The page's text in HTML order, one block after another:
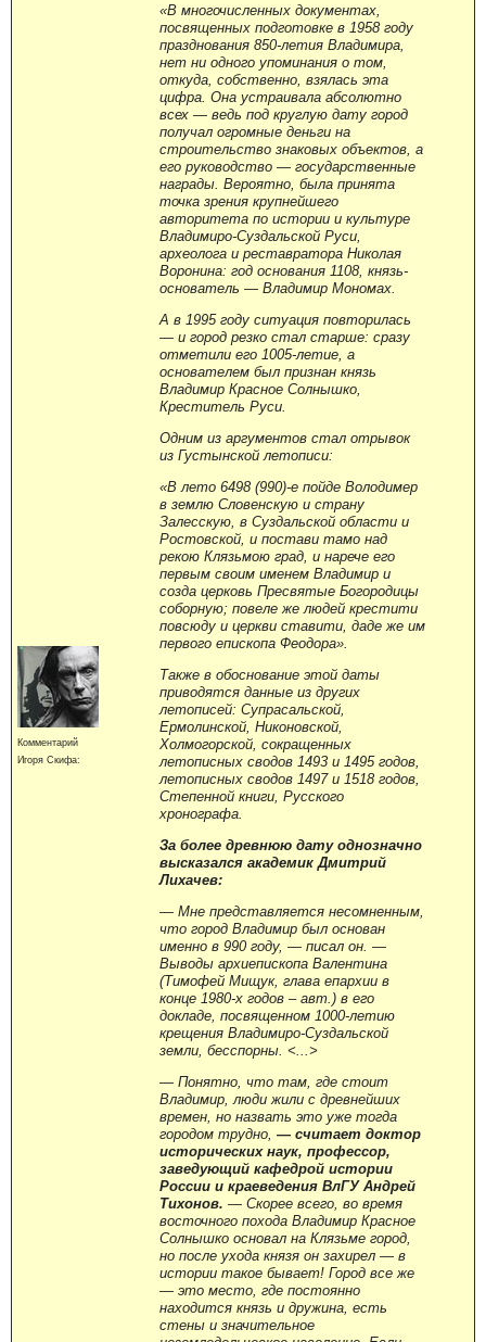
Комментарий
Игоря Скифа:
«В многочисленных документах,
посвященных подготовке в 1958 году
празднования 850-летия Владимира,
нет ни одного упоминания о том,
откуда, собственно, взялась эта
цифра. Она устраивала абсолютно
всех — ведь под круглую дату город
получал огромные деньги на
строительство знаковых объектов, а
его руководство — государственные
награды. Вероятно, была принята
точка зрения крупнейшего
авторитета по истории и культуре
Владимиро-Суздальской Руси,
археолога и реставратора Николая
Воронина: год основания 1108, князь-
основатель — Владимир Мономах.
А в 1995 году ситуация повторилась
— и город резко стал старше: сразу
отметили его 1005-летие, а
основателем был признан князь
Владимир Красное Солнышко,
Креститель Руси.
Одним из аргументов стал отрывок
из Густынской летописи:
«В лето 6498 (990)-е пойде Володимер
в землю Словенскую и страну
Залесскую, в Суздальской области и
Ростовской, и постави тамо над
рекою Клязьмою град, и нарече его
первым своим именем Владимир и
созда церковь Пресвятые Богородицы
соборную; повеле же людей крестити
повсюду и церкви ставити, даде же им
первого епископа Феодора».
Также в обоснование этой даты
приводятся данные из других
летописей: Супрасальской,
Ермолинской, Никоновской,
Холмогорской, сокращенных
летописных сводов 1493 и 1495 годов,
летописных сводов 1497 и 1518 годов,
Степенной книги, Русского
хронографа.
За более древнюю дату однозначно
высказался академик Дмитрий
Лихачев:
— Мне представляется несомненным,
что город Владимир был основан
именно в 990 году, — писал он. —
Выводы архиепископа Валентина
(Тимофей Мищук, глава епархии в
конце 1980-х годов – авт.) в его
докладе, посвященном 1000-летию
крещения Владимиро-Суздальской
земли, бесспорны. <...>
— Понятно, что там, где стоит
Владимир, люди жили с древнейших
времен, но назвать это уже тогда
городом трудно, — считает доктор
исторических наук, профессор,
заведующий кафедрой истории
России и краеведения ВлГУ Андрей
Тихонов. — Скорее всего, во время
восточного похода Владимир Красное
Солнышко основал на Клязьме город,
но после ухода князя он захирел — в
истории такое бывает! Город все же
— это место, где постоянно
находится князь и дружина, есть
стены и значительное